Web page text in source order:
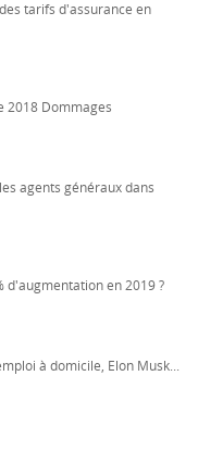
tarifs d'assurance en
2018 Dommages
agents généraux dans
d'augmentation en 2019 ?
à domicile, Elon Musk...